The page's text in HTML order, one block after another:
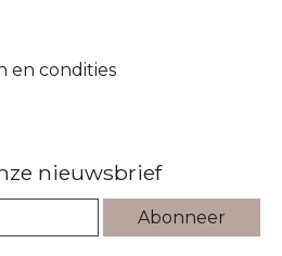
en condities
nieuwsbrief
Abonneer